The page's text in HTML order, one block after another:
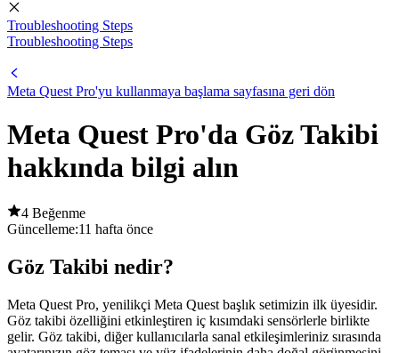
Troubleshooting Steps
Troubleshooting Steps
Meta Quest Pro'yu kullanmaya başlama sayfasına geri dön
Meta Quest Pro'da Göz Takibi
hakkında bilgi alın
4 Beğenme
Güncelleme:11 hafta önce
Göz Takibi nedir?
Meta Quest Pro, yenilikçi Meta Quest başlık setimizin ilk üyesidir.
Göz takibi özelliğini etkinleştiren iç kısımdaki sensörlerle birlikte
gelir. Göz takibi, diğer kullanıcılarla sanal etkileşimleriniz sırasında